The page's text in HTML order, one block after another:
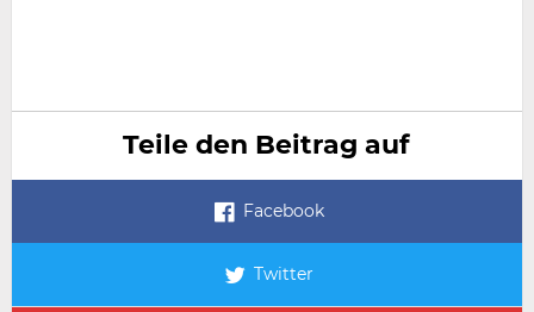
Teile den Beitrag auf
Facebook
Twitter